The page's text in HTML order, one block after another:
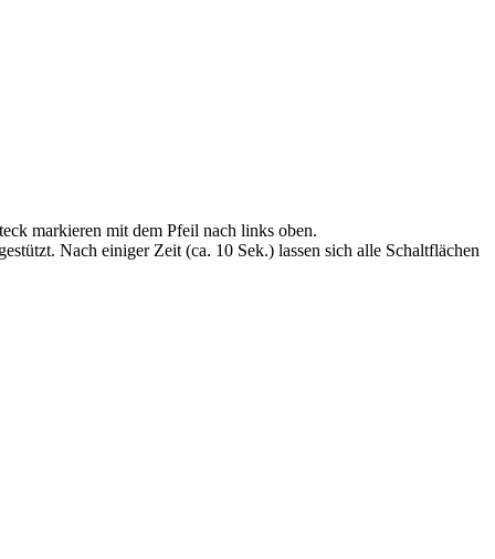
markieren mit dem Pfeil nach links oben.
Nach einiger Zeit (ca. 10 Sek.) lassen sich alle Schaltflächen